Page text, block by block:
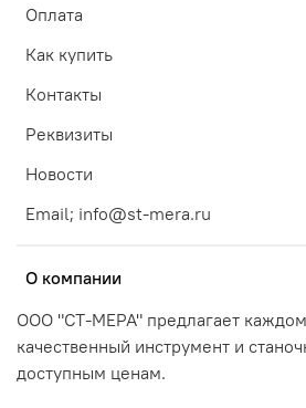
Оплата
Как купить
Контакты
Реквизиты
Новости
Email; info@st-mera.ru
О компании
ООО "СТ-МЕРА" предлагает
качественный инструмент и
доступным ценам.